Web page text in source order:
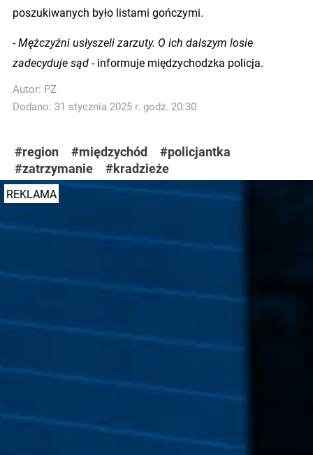
poszukiwanych było listami gończymi.
-Mężczyźni usłyszeli zarzuty. O ich dalszym losie
zadecyduje sąd - informuje międzychodzka policja.
Autor: PZ
Dodano: 31 stycznia 2025 r. godz. 20:30
#region #międzychód
#policjantka
#zatrzymanie
#kradzieże
REKLAMA